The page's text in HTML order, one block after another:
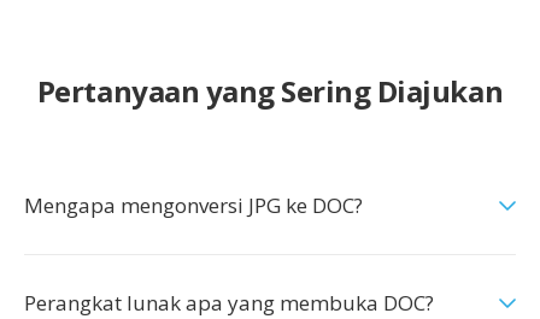
Pertanyaan yang Sering Diajukan
Mengapa mengonversi JPG ke DOC?
Perangkat lunak apa yang membuka DOC?